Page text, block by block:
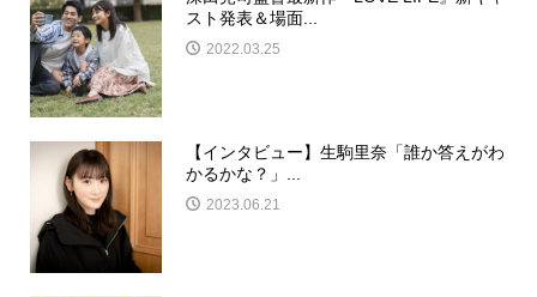
スト発表＆場面...
2022.03.25
【インタビュー】生駒里奈「誰か答えがわ
かるかな？」...
2023.06.21